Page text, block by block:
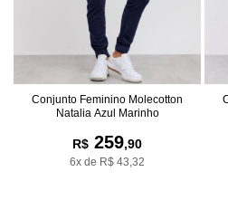
Conjunto Feminino Molecotton
Natalia Azul Marinho
R$ 259,90
6x de R$ 43,32